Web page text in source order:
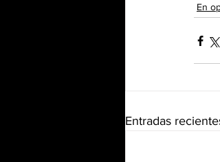
En
Entradas